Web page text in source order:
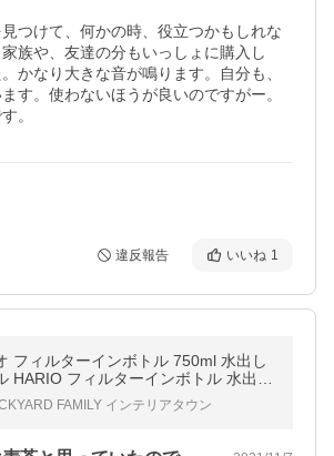
つけて、何かの時、役立つかもしれな
族や、友達の分もいっしょに購入し
かなり大きな音が鳴ります。自分も、
す。使わないほうが良いのですがー。
違反報告 いいね 1
フィルターインボトル 750ml 水出し
HARIO フィルターインボトル 水出し
フィルター付き ワインボトル型 通販
ポット ピッチャー
FAMILY インテリアタウン